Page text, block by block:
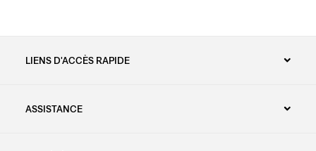
LIENS D'ACCÈS RAPIDE
ASSISTANCE